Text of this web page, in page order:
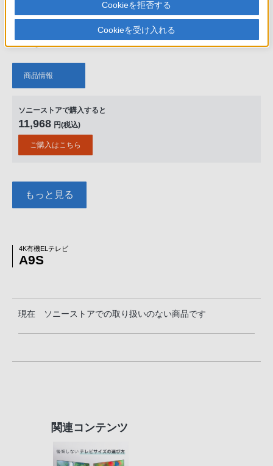
壁掛けユニット
オープン価格
商品情報
ソニーストアで購入すると
11,968 円(税込)
ご購入はこちら
もっと見る
4K有機ELテレビ
A9S
現在 ソニーストアでの取り扱いのない商品です
関連コンテンツ
Cookieを拒否する
Cookieを受け入れる